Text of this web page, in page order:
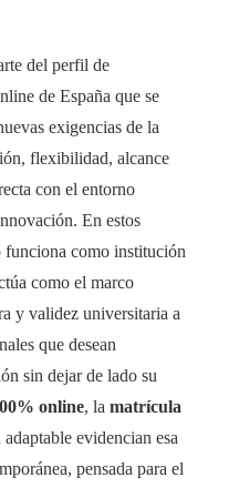
del perfil de
de España que se
exigencias de la
flexibilidad, alcance
con el entorno
En estos
como institución
como el marco
y validez universitaria a
que desean
sin dejar de lado su
online, la matrícula
evidencian esa
pensada para el